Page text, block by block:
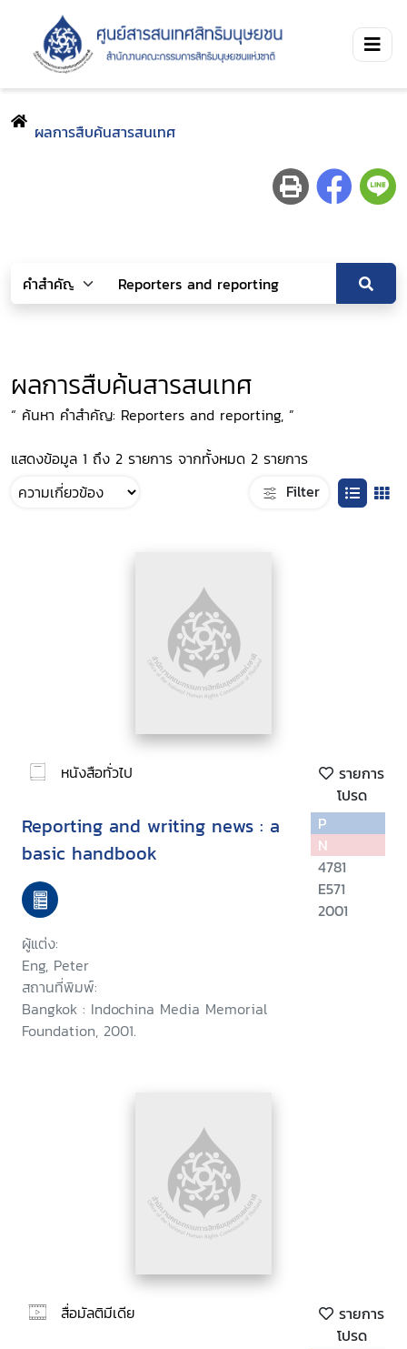
ผลการสืบค้นสารสนเทศ
ผลการสืบค้นสารสนเทศ
“ ค้นหา คำสำคัญ: Reporters and reporting, ”
แสดงข้อมูล 1 ถึง 2 รายการ จากทั้งหมด 2 รายการ
Filter
หนังสือทั่วไป
รายการ
โปรด
Reporting and writing news : a
basic handbook
ผู้แต่ง:
Eng, Peter
สถานที่พิมพ์:
Bangkok : Indochina Media Memorial
Foundation, 2001.
P
N
4781
E571
2001
สื่อมัลติมีเดีย
รายการ
โปรด